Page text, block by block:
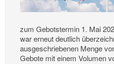
zum Gebotstermin 1. Mai
war erneut deutlich
ausgeschriebenen Menge
Gebote mit einem Volumen